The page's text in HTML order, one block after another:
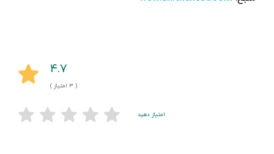
۴.۷
( ۳ امتیاز )
امتیاز دهید